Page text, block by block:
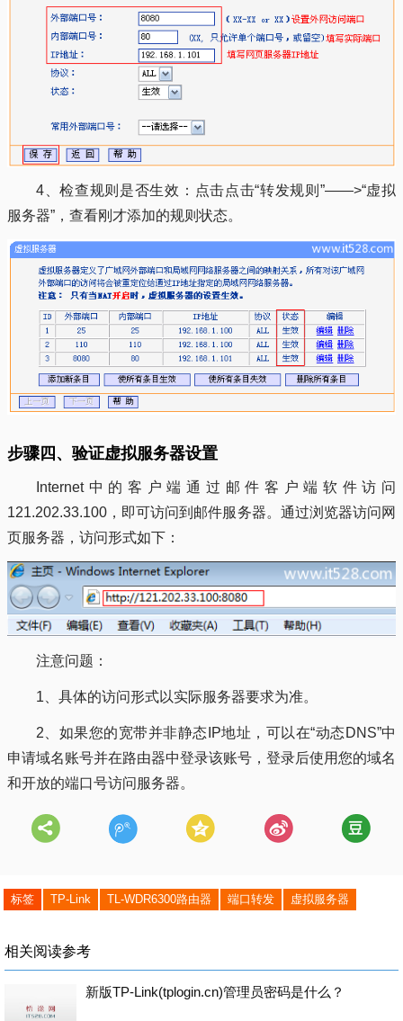
4、检查规则是否生效：点击点击“转发规则”——>“虚拟
服务器”，查看刚才添加的规则状态。
步骤四、验证虚拟服务器设置
Internet中的客户端通过邮件客户端软件访问
121.202.33.100，即可访问到邮件服务器。通过浏览器访问网
页服务器，访问形式如下：
注意问题：
1、具体的访问形式以实际服务器要求为准。
2、如果您的宽带并非静态IP地址，可以在“动态DNS”中
申请域名账号并在路由器中登录该账号，登录后使用您的域名
和开放的端口号访问服务器。
标签 TP-Link TL-WDR6300路由器 端口转发 虚拟服务器
相关阅读参考
新版TP-Link(tplogin.cn)管理员密码是什么？